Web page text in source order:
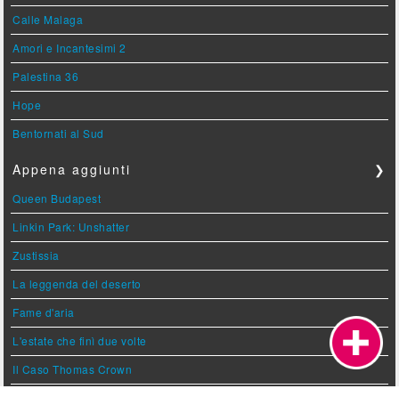
Calle Malaga
Amori e Incantesimi 2
Palestina 36
Hope
Bentornati al Sud
Appena aggiunti ❯
Queen Budapest
Linkin Park: Unshatter
Zustissia
La leggenda del deserto
Fame d'aria
L'estate che finì due volte
Il Caso Thomas Crown